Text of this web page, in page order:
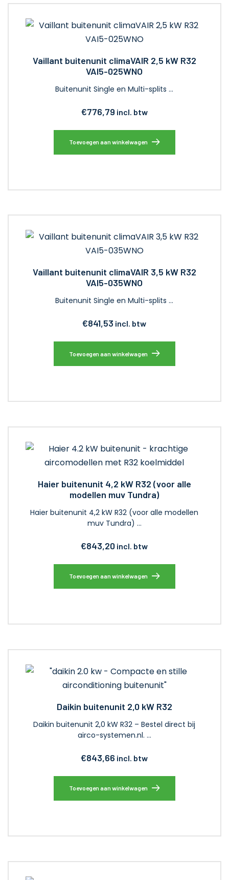
Vaillant buitenunit climaVAIR 2,5 kW R32
VAI5-025WNO
Buitenunit Single en Multi-splits …
€776,79 incl. btw
Toevoegen aan winkelwagen
Vaillant buitenunit climaVAIR 3,5 kW R32
VAI5-035WNO
Buitenunit Single en Multi-splits …
€841,53 incl. btw
Toevoegen aan winkelwagen
Haier buitenunit 4,2 kW R32 (voor alle
modellen muv Tundra)
Haier buitenunit 4,2 kW R32 (voor alle modellen
muv Tundra) …
€843,20 incl. btw
Toevoegen aan winkelwagen
Daikin buitenunit 2,0 kW R32
Daikin buitenunit 2,0 kW R32 – Bestel direct bij
airco-systemen.nl. …
€843,66 incl. btw
Toevoegen aan winkelwagen